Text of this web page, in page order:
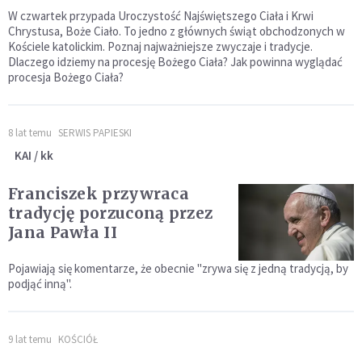
W czwartek przypada Uroczystość Najświętszego Ciała i Krwi
Chrystusa, Boże Ciało. To jedno z głównych świąt obchodzonych w
Kościele katolickim. Poznaj najważniejsze zwyczaje i tradycje.
Dlaczego idziemy na procesję Bożego Ciała? Jak powinna wyglądać
procesja Bożego Ciała?
8 lat temu SERWIS PAPIESKI
KAI / kk
Franciszek przywraca
tradycję porzuconą przez
Jana Pawła II
Pojawiają się komentarze, że obecnie "zrywa się z jedną tradycją, by
podjąć inną".
9 lat temu KOŚCIÓŁ